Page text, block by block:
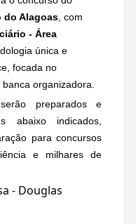
do Alagoas , com
- Área
única e
focada no
organizadora.
preparados e
abaixo indicados,
para concursos
e milhares de
- Douglas